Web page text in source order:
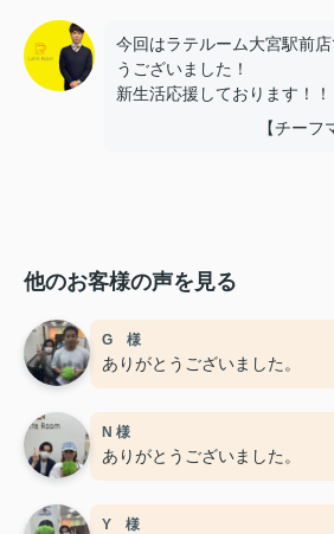
今回はラテルーム大宮駅前
うございました！
新生活応援しております！！
【チー
他のお客様の声を見る
G 様
ありがとうございました。
N 様
ありがとうございました。
Y 様